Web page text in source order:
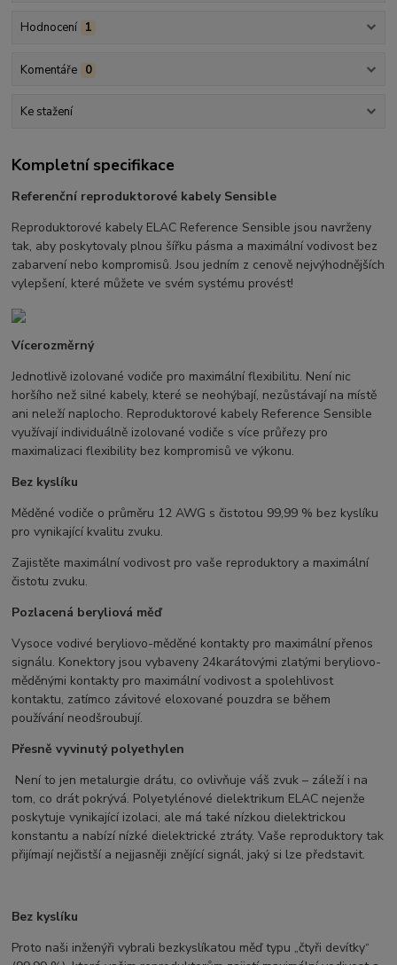
Hodnocení 1
Komentáře 0
Ke stažení
Kompletní specifikace
Referenční reproduktorové kabely Sensible
Reproduktorové kabely ELAC Reference Sensible jsou navrženy
tak, aby poskytovaly plnou šířku pásma a maximální vodivost bez
zabarvení nebo kompromisů. Jsou jedním z cenově nejvýhodnějších
vylepšení, které můžete ve svém systému provést!
Vícerozměrný
Jednotlivě izolované vodiče pro maximální flexibilitu. Není nic
horšího než silné kabely, které se neohýbají, nezůstávají na místě
ani neleží naplocho. Reproduktorové kabely Reference Sensible
využívají individuálně izolované vodiče s více průřezy pro
maximalizaci flexibility bez kompromisů ve výkonu.
Bez kyslíku
Měděné vodiče o průměru 12 AWG s čistotou 99,99 % bez kyslíku
pro vynikající kvalitu zvuku.
Zajistěte maximální vodivost pro vaše reproduktory a maximální
čistotu zvuku.
Pozlacená beryliová měď
Vysoce vodivé beryliovo-měděné kontakty pro maximální přenos
signálu. Konektory jsou vybaveny 24karátovými zlatými beryliovo-
měděnými kontakty pro maximální vodivost a spolehlivost
kontaktu, zatímco závitové eloxované pouzdra se během
používání neodšroubují.
Přesně vyvinutý polyethylen
Není to jen metalurgie drátu, co ovlivňuje váš zvuk – záleží i na
tom, co drát pokrývá. Polyetylénové dielektrikum ELAC nejenže
poskytuje vynikající izolaci, ale má také nízkou dielektrickou
konstantu a nabízí nízké dielektrické ztráty. Vaše reproduktory tak
přijímají nejčistší a nejjasněji znějící signál, jaký si lze představit.
Bez kyslíku
Proto naši inženýři vybrali bezkyslíkatou měď typu „čtyři devítky“